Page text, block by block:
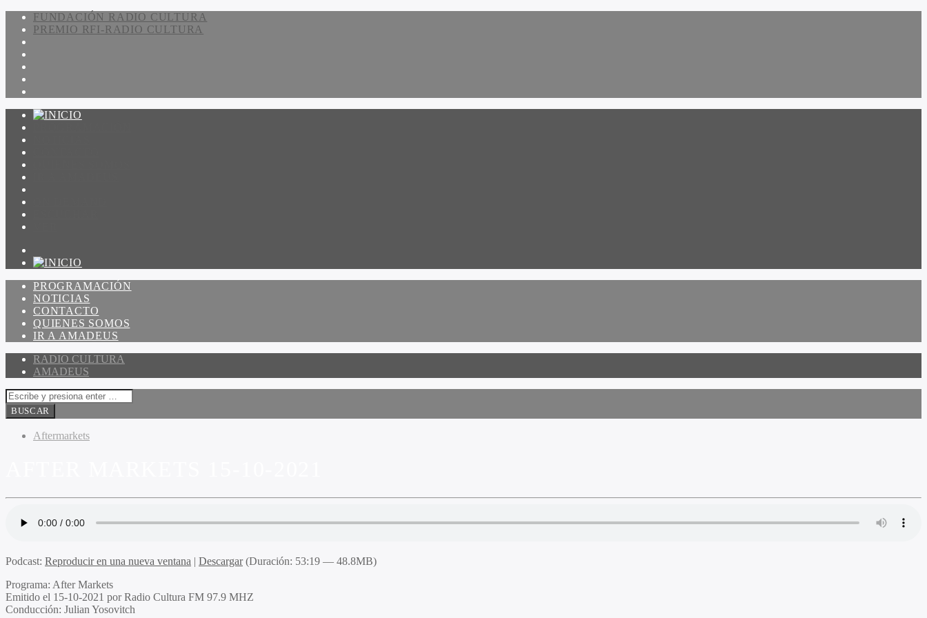
FUNDACIÓN RADIO CULTURA
PREMIO RFI-RADIO CULTURA
PROGRAMACIÓN
NOTICIAS
CONTACTO
QUIENES SOMOS
IR A AMADEUS
RADIO CULTURA
AMADEUS
Aftermarkets
Podcast: Reproducir en una nueva ventana | Descargar(Duración: 53:19 — 48.8MB)
Programa: After Markets
Emitido el 15-10-2021 por Radio Cultura FM 97.9 MHZ
Conducción: Julian Yosovitch